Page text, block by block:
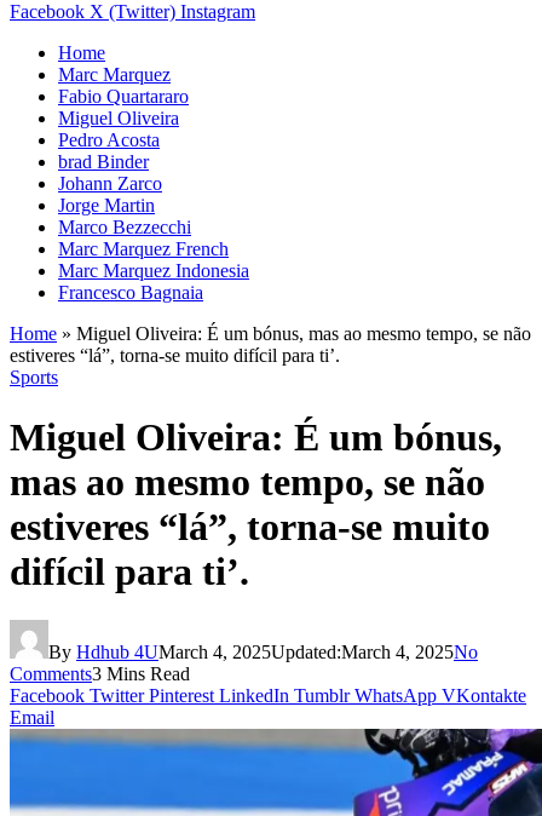
Facebook X (Twitter) Instagram
Home
Marc Marquez
Fabio Quartararo
Miguel Oliveira
Pedro Acosta
brad Binder
Johann Zarco
Jorge Martin
Marco Bezzecchi
Marc Marquez French
Marc Marquez Indonesia
Francesco Bagnaia
Home » Miguel Oliveira: É um bónus, mas ao mesmo tempo, se não
estiveres “lá”, torna-se muito difícil para ti’.
Sports
Miguel Oliveira: É um bónus,
mas ao mesmo tempo, se não
estiveres “lá”, torna-se muito
difícil para ti’.
By Hdhub 4UMarch 4, 2025Updated:March 4, 2025No
Comments3 Mins Read
Facebook Twitter Pinterest LinkedIn Tumblr WhatsApp VKontakte
Email